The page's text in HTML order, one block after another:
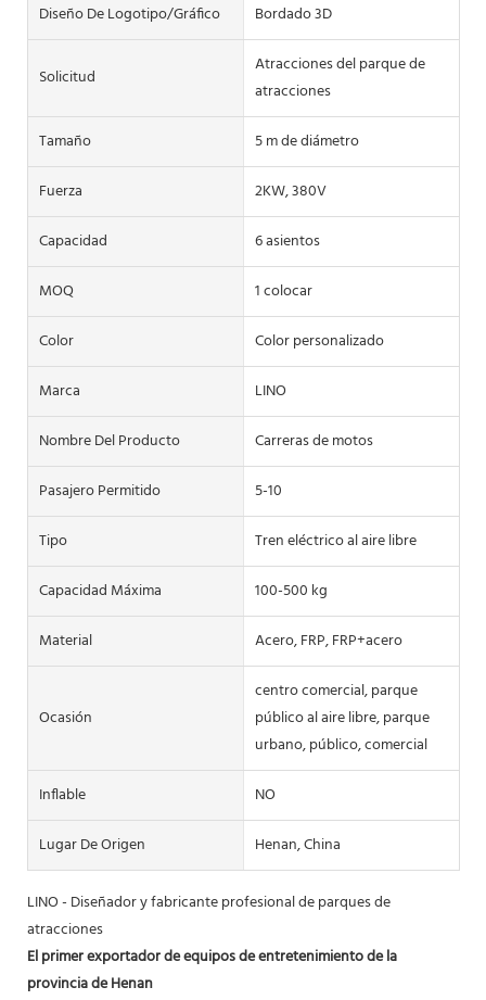
Diseño De Logotipo/gráfico Bordado 3D
Solicitud
Atracciones del parque de
atracciones
Tamaño
5 m de diámetro
Fuerza
2KW, 380V
Capacidad
6 asientos
MOQ
1 colocar
Color
Color personalizado
Marca
LINO
Nombre Del Producto
Carreras de motos
Pasajero Permitido
5-10
Tipo
Tren eléctrico al aire libre
Capacidad Máxima
100-500 kg
Material
Acero, FRP, FRP+acero
Ocasión
centro comercial, parque
público al aire libre, parque
urbano, público, comercial
Inflable
NO
Lugar De Origen
Henan, China
LINO - Diseñador y fabricante profesional de parques de
atracciones
El primer exportador de equipos de entretenimiento de la
provincia de Henan